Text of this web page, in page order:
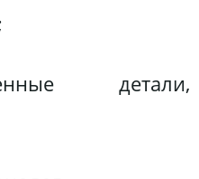
детали,